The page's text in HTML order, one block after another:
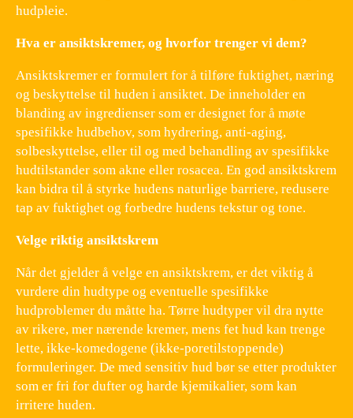
hudpleie.
Hva er ansiktskremer, og hvorfor trenger vi dem?
Ansiktskremer er formulert for å tilføre fuktighet, næring
og beskyttelse til huden i ansiktet. De inneholder en
blanding av ingredienser som er designet for å møte
spesifikke hudbehov, som hydrering, anti-aging,
solbeskyttelse, eller til og med behandling av spesifikke
hudtilstander som akne eller rosacea. En god ansiktskrem
kan bidra til å styrke hudens naturlige barriere, redusere
tap av fuktighet og forbedre hudens tekstur og tone.
Velge riktig ansiktskrem
Når det gjelder å velge en ansiktskrem, er det viktig å
vurdere din hudtype og eventuelle spesifikke
hudproblemer du måtte ha. Tørre hudtyper vil dra nytte
av rikere, mer nærende kremer, mens fet hud kan trenge
lette, ikke-komedogene (ikke-poretilstoppende)
formuleringer. De med sensitiv hud bør se etter produkter
som er fri for dufter og harde kjemikalier, som kan
irritere huden.